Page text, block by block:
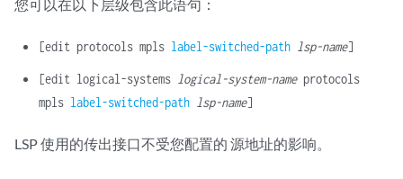
您可以在以下层级包含此语句：
[edit protocols mpls label-switched-path lsp-name]
[edit logical-systems logical-system-nameprotocols
mpls label-switched-path lsp-name]
LSP 使用的传出接口不受您配置的 源地址的影响。